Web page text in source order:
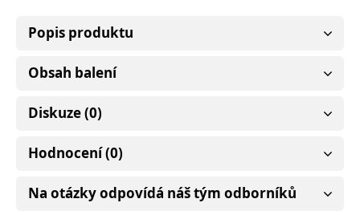
Popis produktu
Obsah balení
Diskuze (0)
Hodnocení (0)
Na otázky odpovídá náš tým odborníků